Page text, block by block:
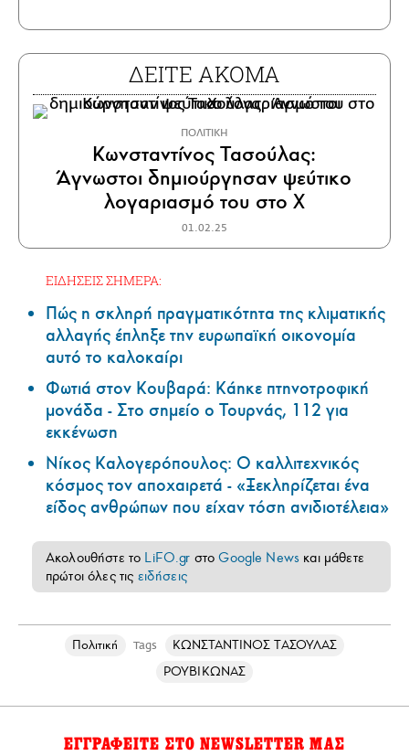
ΔΕΙΤΕ ΑΚΟΜΑ
ΠΟΛΙΤΙΚΗ
Κωνσταντίνος Τασούλας:
Άγνωστοι δημιούργησαν ψεύτικο
λογαριασμό του στο Χ
01.02.25
ΕΙΔΗΣΕΙΣ ΣΗΜΕΡΑ:
Πώς η σκληρή πραγματικότητα της κλιματικής
αλλαγής έπληξε την ευρωπαϊκή οικονομία
αυτό το καλοκαίρι
Φωτιά στον Κουβαρά: Κάηκε πτηνοτροφική
μονάδα - Στο σημείο ο Τουρνάς, 112 για
εκκένωση
Νίκος Καλογερόπουλος: Ο καλλιτεχνικός
κόσμος τον αποχαιρετά - «Ξεκληρίζεται ένα
είδος ανθρώπων που είχαν τόση ανιδιοτέλεια»
Ακολουθήστε το LiFO.gr στοGoogle News και μάθετε
πρώτοι όλες τις ειδήσεις
Πολιτική Tags
ΚΩΝΣΤΑΝΤΙΝΟΣ ΤΑΣΟΥΛΑΣ
ΡΟΥΒΙΚΩΝΑΣ
ΕΓΓΡΑΦΕΙΤΕ ΣΤΟ NEWSLETTER ΜΑΣ